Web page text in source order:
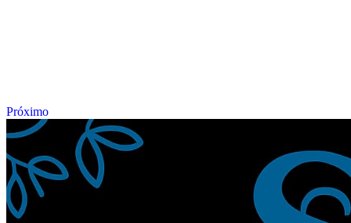
Próximo